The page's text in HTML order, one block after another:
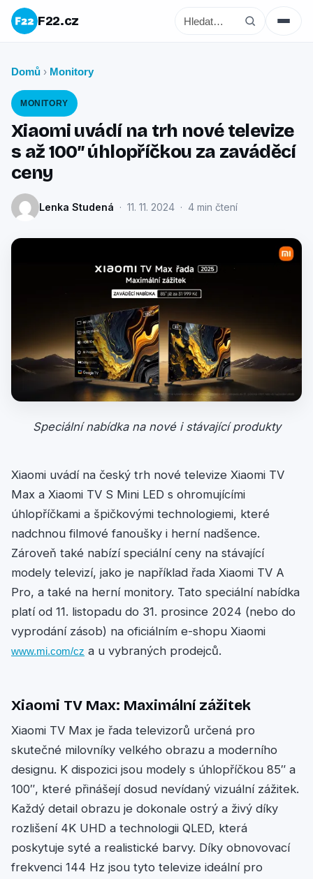
F22.cz
Domů › Monitory
MONITORY
Xiaomi uvádí na trh nové televize
s až 100″ úhlopříčkou za zaváděcí
ceny
Lenka Studená · 11. 11. 2024 · 4 min čtení
Speciální nabídka na nové i stávající produkty
Xiaomi uvádí na český trh nové televize Xiaomi TV
Max a Xiaomi TV S Mini LED s ohromujícími
úhlopříčkami a špičkovými technologiemi, které
nadchnou filmové fanoušky i herní nadšence.
Zároveň také nabízí speciální ceny na stávající
modely televizí, jako je například řada Xiaomi TV A
Pro, a také na herní monitory. Tato speciální nabídka
platí od 11. listopadu do 31. prosince 2024 (nebo do
vyprodání zásob) na oficiálním e-shopu Xiaomi
www.mi.com/cz a u vybraných prodejců.
Xiaomi TV Max: Maximální zážitek
Xiaomi TV Max je řada televizorů určená pro
skutečné milovníky velkého obrazu a moderního
designu. K dispozici jsou modely s úhlopříčkou 85″ a
100″, které přinášejí dosud nevídaný vizuální zážitek.
Každý detail obrazu je dokonale ostrý a živý díky
rozlišení 4K UHD a technologii QLED, která
poskytuje syté a realistické barvy. Díky obnovovací
frekvenci 144 Hz jsou tyto televize ideální pro